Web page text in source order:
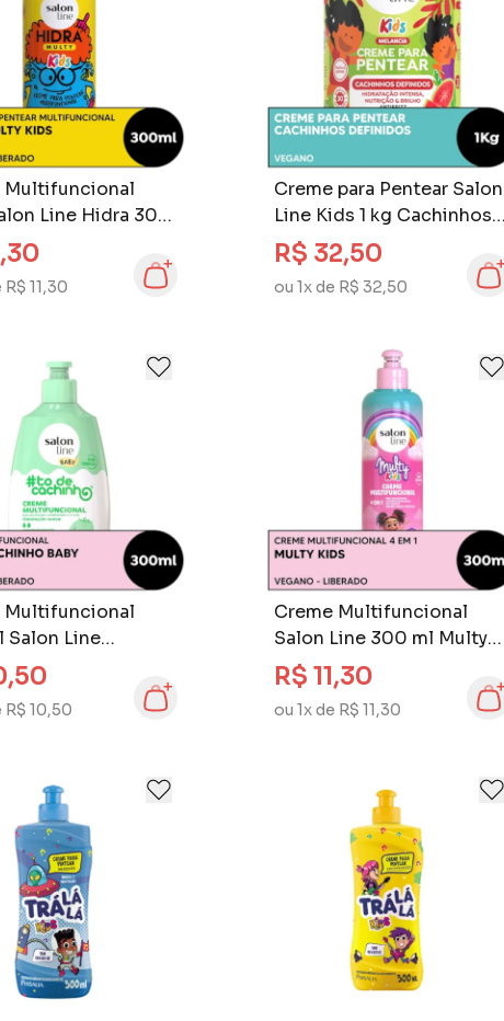
Multifuncional
Line Hidra 300
1
R$ 11,30
Creme para Pentear Salon
Line Kids 1 kg Cachinhos
Definidos
R$ 32,50
ou 1x de R$ 32,50
Multifuncional
Salon Line
300 ml
R$ 10,50
Creme Multifuncional
Salon Line 300 ml Multy
Kids
R$ 11,30
ou 1x de R$ 11,30